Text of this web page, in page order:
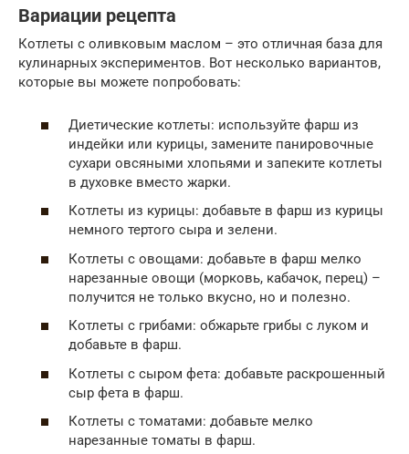
Вариации рецепта
Котлеты с оливковым маслом – это отличная база для
кулинарных экспериментов. Вот несколько вариантов,
которые вы можете попробовать:
Диетические котлеты: используйте фарш из
индейки или курицы, замените панировочные
сухари овсяными хлопьями и запеките котлеты
в духовке вместо жарки.
Котлеты из курицы: добавьте в фарш из курицы
немного тертого сыра и зелени.
Котлеты с овощами: добавьте в фарш мелко
нарезанные овощи (морковь, кабачок, перец) –
получится не только вкусно, но и полезно.
Котлеты с грибами: обжарьте грибы с луком и
добавьте в фарш.
Котлеты с сыром фета: добавьте раскрошенный
сыр фета в фарш.
Котлеты с томатами: добавьте мелко
нарезанные томаты в фарш.